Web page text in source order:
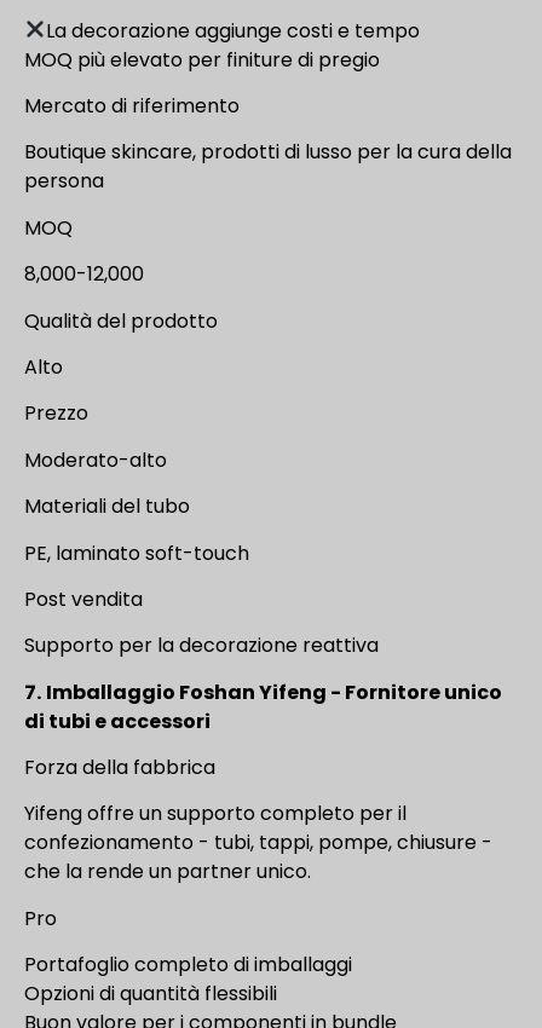
La decorazione aggiunge costi e tempo
MOQ più elevato per finiture di pregio
Mercato di riferimento
Boutique skincare, prodotti di lusso per la cura della
persona
MOQ
8,000-12,000
Qualità del prodotto
Alto
Prezzo
Moderato-alto
Materiali del tubo
PE, laminato soft-touch
Post vendita
Supporto per la decorazione reattiva
7. Imballaggio Foshan Yifeng - Fornitore unico
di tubi e accessori
Forza della fabbrica
Yifeng offre un supporto completo per il
confezionamento - tubi, tappi, pompe, chiusure -
che la rende un partner unico.
Pro
Portafoglio completo di imballaggi
Opzioni di quantità flessibili